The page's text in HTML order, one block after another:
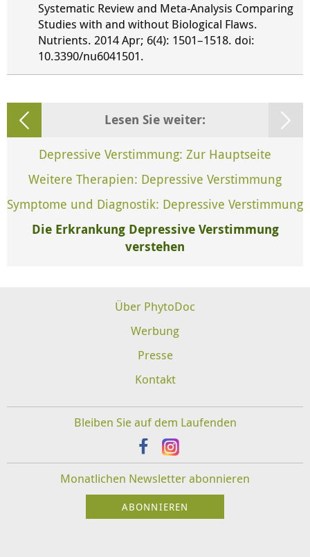
Systematic Review and Meta-Analysis Comparing
Studies with and without Biological Flaws.
Nutrients. 2014 Apr; 6(4): 1501–1518. doi:
10.3390/nu6041501.
Lesen Sie weiter:
Depressive Verstimmung: Zur Hauptseite
Weitere Therapien: Depressive Verstimmung
Symptome und Diagnostik: Depressive Verstimmung
Die Erkrankung Depressive Verstimmung
verstehen
Über PhytoDoc
Werbung
Presse
Kontakt
Bleiben Sie auf dem Laufenden
Monatlichen Newsletter abonnieren